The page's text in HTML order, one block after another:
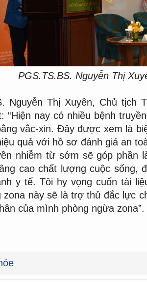
PGS.TS.BS. Nguyễn Thị
Nguyễn Thị Xuyên, Chủ tịch
“Hiện nay có nhiều bệnh
vắc-xin. Đây được xem là
quả với hồ sơ đánh giá an
nhiễm từ sớm sẽ góp phần
cao chất lượng cuộc sống,
y tế. Tôi hy vọng cuốn tài
zona này sẽ là trợ thủ đắc lực
của mình phòng ngừa zona”.